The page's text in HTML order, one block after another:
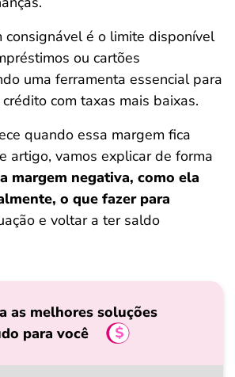
consignável é o limite disponível
ou cartões
uma ferramenta essencial para
com taxas mais baixas.
quando essa margem fica
artigo, vamos explicar de forma
margem negativa, como ela
o que fazer para
e voltar a ter saldo
as melhores soluções
para você